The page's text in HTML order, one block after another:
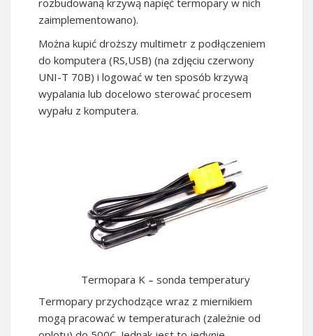
rozbudowaną krzywą napięć termopary w nich
zaimplementowano).
Można kupić droższy multimetr z podłączeniem
do komputera (RS,USB) (na zdjęciu czerwony
UNI-T 70B) i logować w ten sposób krzywą
wypalania lub docelowo sterować procesem
wypału z komputera.
Termopara K – sonda temperatury
Termopary przychodzące wraz z miernikiem
mogą pracować w temperaturach (zależnie od